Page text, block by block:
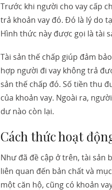
Trước khi người cho vay cấp
trả khoản vay đó. Đó là lý do
Hình thức này được gọi là tài
Tài sản thế chấp giúp đảm
hợp người đi vay không trả
sản thế chấp đó. Số tiền thu
của khoản vay. Ngoài ra,
dư nào còn lại.
Cách thức hoạt
Như đã đề cập ở trên, tài sản
liên quan đến bản chất và
một căn hộ, cũng có khoản